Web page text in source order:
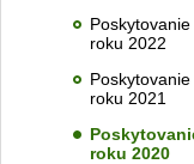
roku 2022
roku 2021
roku 2020